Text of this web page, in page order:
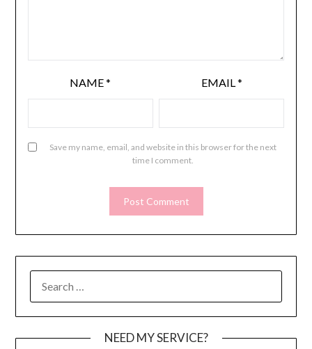
NAME* EMAIL*
Save my name, email, and website in this browser for the next
time I comment.
FOR:
NEED MY SERVICE?